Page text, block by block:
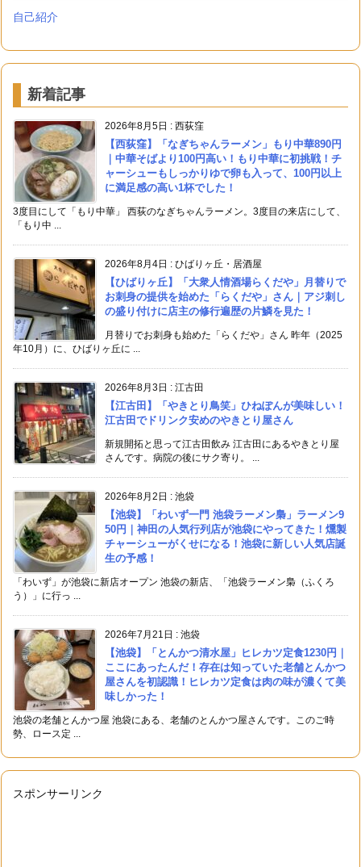
自己紹介
新着記事
2026年8月5日 : 西荻窪
【西荻窪】「なぎちゃんラーメン」もり中華890円
｜中華そばより100円高い！もり中華に初挑戦！チ
ャーシューもしっかりゆで卵も入って、100円以上
に満足感の高い1杯でした！
3度目にして「もり中華」 西荻のなぎちゃんラーメン。3度目の来店にして、
「もり中 ...
2026年8月4日 : ひばりヶ丘・居酒屋
【ひばりヶ丘】「大衆人情酒場らくだや」月替りで
お刺身の提供を始めた「らくだや」さん｜アジ刺し
の盛り付けに店主の修行遍歴の片鱗を見た！
月替りでお刺身も始めた「らくだや」さん 昨年（2025
年10月）に、ひばりヶ丘に ...
2026年8月3日 : 江古田
【江古田】「やきとり鳥笑」ひねぽんが美味しい！
江古田でドリンク安めのやきとり屋さん
新規開拓と思って江古田飲み 江古田にあるやきとり屋
さんです。病院の後にサク寄り。 ...
2026年8月2日 : 池袋
【池袋】「わいず一門 池袋ラーメン梟」ラーメン9
50円｜神田の人気行列店が池袋にやってきた！燻製
チャーシューがくせになる！池袋に新しい人気店誕
生の予感！
「わいず」が池袋に新店オープン 池袋の新店、「池袋ラーメン梟（ふくろ
う）」に行っ ...
2026年7月21日 : 池袋
【池袋】「とんかつ清水屋」ヒレカツ定食1230円｜
ここにあったんだ！存在は知っていた老舗とんかつ
屋さんを初認識！ヒレカツ定食は肉の味が濃くて美
味しかった！
池袋の老舗とんかつ屋 池袋にある、老舗のとんかつ屋さんです。このご時
勢、ロース定 ...
スポンサーリンク